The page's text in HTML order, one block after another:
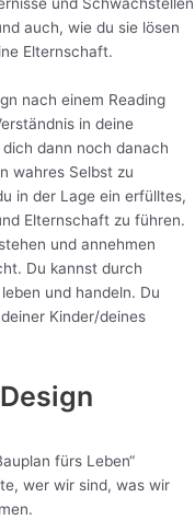
auch, wie du sie lösen
Elternschaft.
nach einem Reading
in deine
dann noch danach
wahres Selbst zu
in der Lage ein erfülltes,
Elternschaft zu führen.
und annehmen
Du kannst durch
und handeln. Du
Kinder/deines
fürs Leben“
wer wir sind, was wir